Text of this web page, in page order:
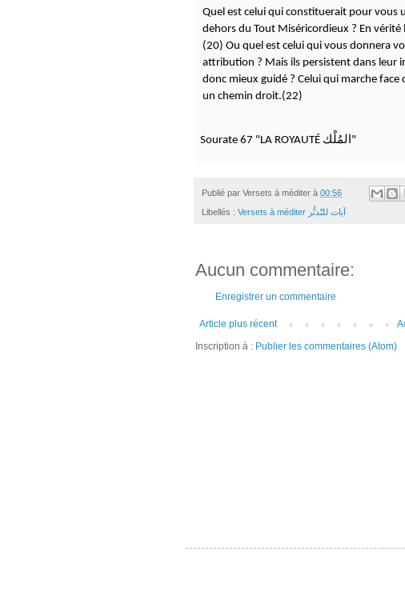
Quel est celui qui constituerait pour vous
dehors du Tout Miséricordieux ? En
(20) Ou quel est celui qui vous donnera
attribution ? Mais ils persistent dans leur
donc mieux guidé ? Celui qui marche
un chemin droit.(22)
Sourate 67 "LA ROYAUTÉ المُلْك"
Publié par Versets à méditer à 00:56
Libellés : Versets à méditer آيات للتّدبُّر
Aucun commentaire:
Enregistrer un commentaire
Article plus récent
Inscription à : Publier les commentaires (Atom)